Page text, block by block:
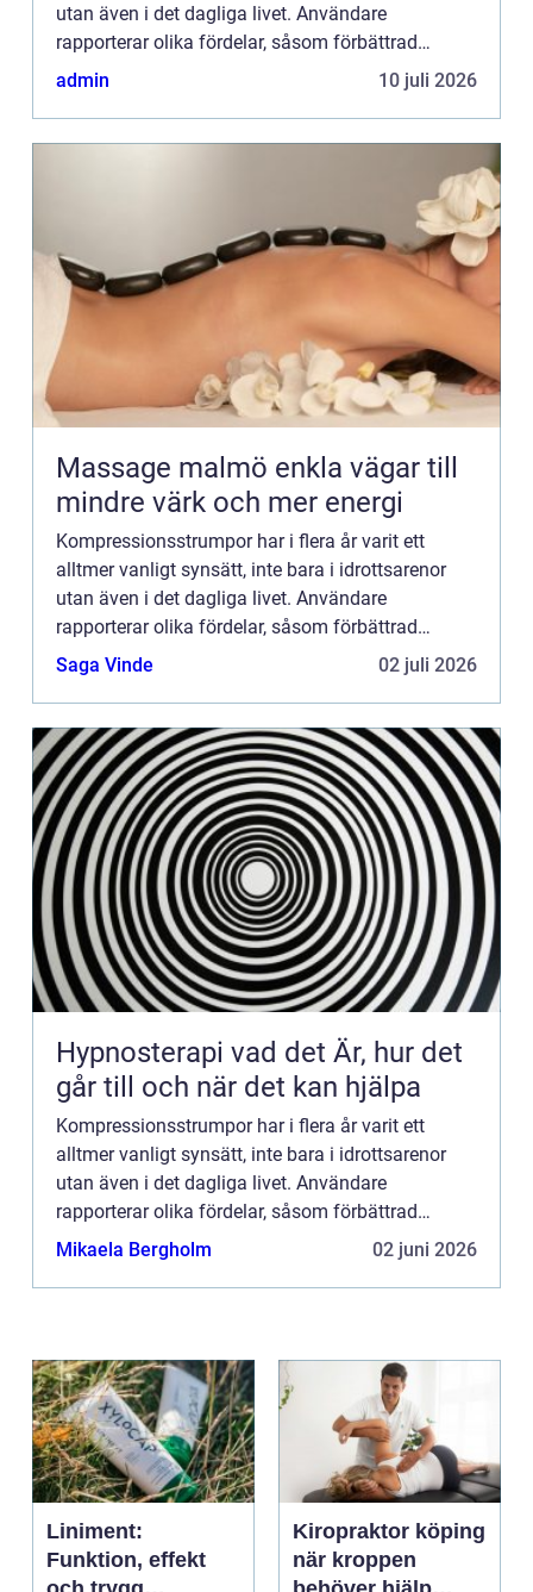
utan även i det dagliga livet. Användare
rapporterar olika fördelar, såsom förbättrad
blodcirkulation, minskad ...
admin 10 juli 2026
Massage malmö enkla vägar till
mindre värk och mer energi
Kompressionsstrumpor har i flera år varit ett
alltmer vanligt synsätt, inte bara i idrottsarenor
utan även i det dagliga livet. Användare
rapporterar olika fördelar, såsom förbättrad
blodcirkulation, minskad ...
Saga Vinde 02 juli 2026
Hypnosterapi vad det Är, hur det
går till och när det kan hjälpa
Kompressionsstrumpor har i flera år varit ett
alltmer vanligt synsätt, inte bara i idrottsarenor
utan även i det dagliga livet. Användare
rapporterar olika fördelar, såsom förbättrad
blodcirkulation, minskad ...
Mikaela Bergholm 02 juni 2026
Liniment:
Funktion, effekt
Kiropraktor köping
när kroppen